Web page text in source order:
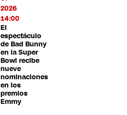
2026
14:00
El
espectáculo
de Bad Bunny
en la Super
Bowl recibe
nueve
nominaciones
en los
premios
Emmy